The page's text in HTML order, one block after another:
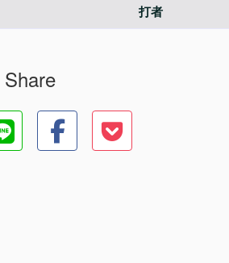
打者
Share